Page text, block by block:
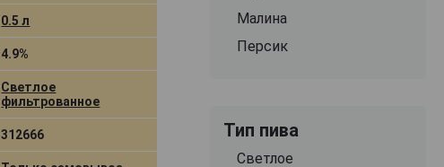
0.5 л
4.9%
Светлое
фильтрованное
312666
Малина
Персик
Тип пива
Светлое